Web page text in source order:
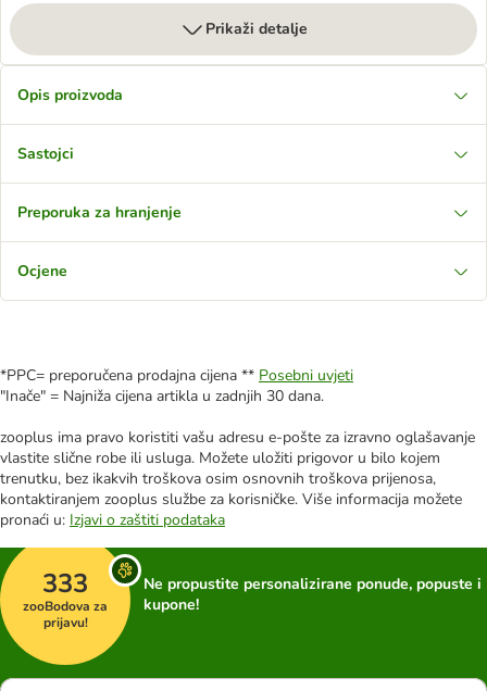
Prikaži detalje
Opis proizvoda
Sastojci
Preporuka za hranjenje
Ocjene
*PPC= preporučena prodajna cijena ** Posebni uvjeti
"Inače" = Najniža cijena artikla u zadnjih 30 dana.
zooplus ima pravo koristiti vašu adresu e-pošte za izravno oglašavanje
vlastite slične robe ili usluga. Možete uložiti prigovor u bilo kojem
trenutku, bez ikakvih troškova osim osnovnih troškova prijenosa,
kontaktiranjem zooplus službe za korisničke. Više informacija možete
pronaći u: Izjavi o zaštiti podataka
333
zooBodova za
prijavu!
Ne propustite personalizirane ponude, popuste i
kupone!